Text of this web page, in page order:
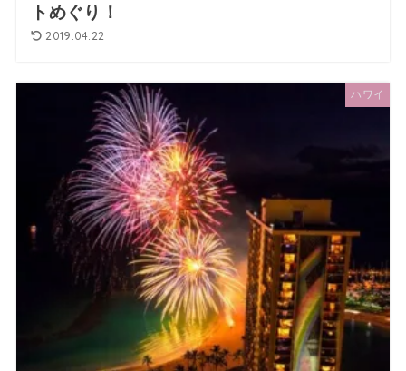
トめぐり！
2019.04.22
ハワイ